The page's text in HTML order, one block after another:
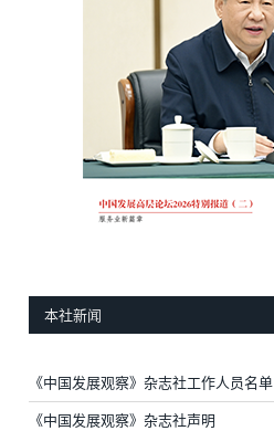
本社新闻
《中国发展观察》杂志社工作人员名单
《中国发展观察》杂志社声明